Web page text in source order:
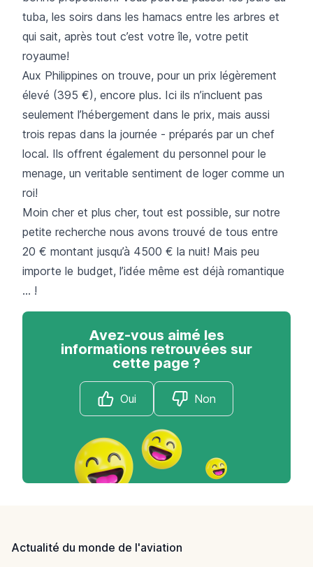
tuba, les soirs dans les hamacs entre les arbres et
qui sait, après tout c’est votre île, votre petit
royaume!
Aux Philippines on trouve, pour un prix légèrement
élevé (395 €), encore plus. Ici ils n’incluent pas
seulement l’hébergement dans le prix, mais aussi
trois repas dans la journée - préparés par un chef
local. Ils offrent également du personnel pour le
menage, un veritable sentiment de loger comme un
roi!
Moin cher et plus cher, tout est possible, sur notre
petite recherche nous avons trouvé de tous entre
20 € montant jusqu’à 4500 € la nuit! Mais peu
importe le budget, l’idée même est déjà romantique
… !
Avez-vous aimé les
informations retrouvées sur
cette page ?
Oui Non
Actualité du monde de l'aviation